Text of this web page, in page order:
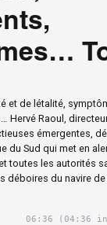
et de létalité,
Hervé Raoul,
émergentes,
du Sud qui met en
toutes les autorités
déboires du navire
06:36 (04:36